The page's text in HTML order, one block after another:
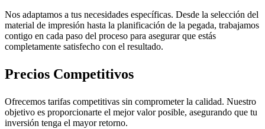
Nos adaptamos a tus necesidades específicas. Desde la selección del
material de impresión hasta la planificación de la pegada, trabajamos
contigo en cada paso del proceso para asegurar que estás
completamente satisfecho con el resultado.
Precios Competitivos
Ofrecemos tarifas competitivas sin comprometer la calidad. Nuestro
objetivo es proporcionarte el mejor valor posible, asegurando que tu
inversión tenga el mayor retorno.